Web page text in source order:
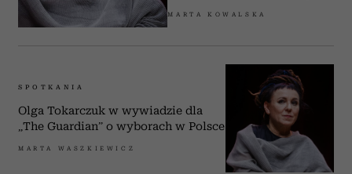
MARTA KOWALSKA
SPOTKANIA
Olga Tokarczuk w wywiadzie dla
„The Guardian” o wyborach w Polsce
MARTA WASZKIEWICZ